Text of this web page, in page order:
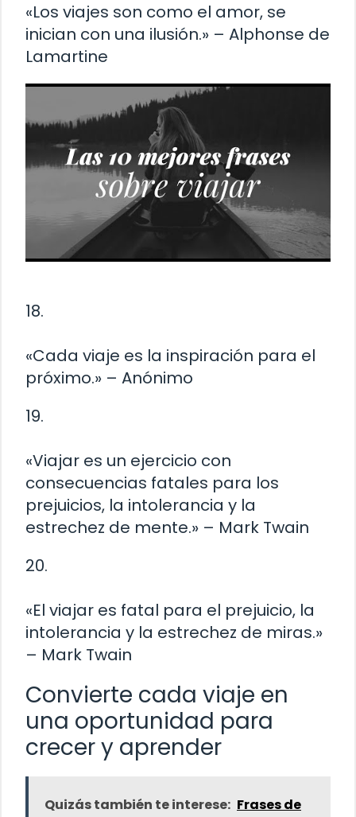
«Los viajes son como el amor, se
inician con una ilusión.» – Alphonse de
Lamartine
18.
«Cada viaje es la inspiración para el
próximo.» – Anónimo
19.
«Viajar es un ejercicio con
consecuencias fatales para los
prejuicios, la intolerancia y la
estrechez de mente.» – Mark Twain
20.
«El viajar es fatal para el prejuicio, la
intolerancia y la estrechez de miras.»
– Mark Twain
Convierte cada viaje en
una oportunidad para
crecer y aprender
Quizás también te interese: Frases de